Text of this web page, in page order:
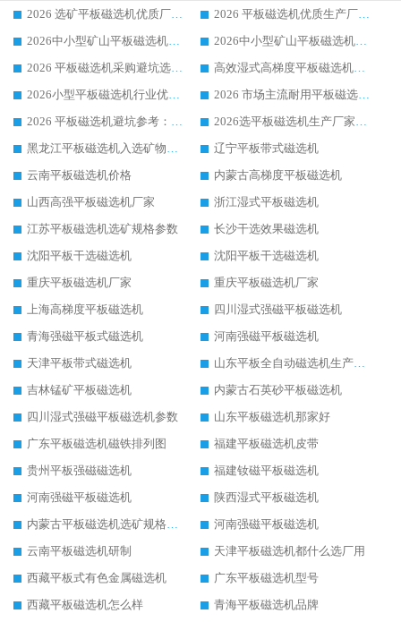
辽宁平板带式磁选机
云南平板磁选机价格
内蒙古高梯度平板磁选机
山西高强平板磁选机厂家
浙江湿式平板磁选机
江苏平板磁选机选矿规格参数
长沙干选效果磁选机
沈阳平板干选磁选机
沈阳平板干选磁选机
重庆平板磁选机厂家
重庆平板磁选机厂家
上海高梯度平板磁选机
四川湿式强磁平板磁选机
青海强磁平板式磁选机
河南强磁平板磁选机
天津平板带式磁选机
吉林锰矿平板磁选机
内蒙古石英砂平板磁选机
四川湿式强磁平板磁选机参数
山东平板磁选机那家好
广东平板磁选机磁铁排列图
福建平板磁选机皮带
贵州平板强磁磁选机
福建钕磁平板磁选机
河南强磁平板磁选机
陕西湿式平板磁选机
河南强磁平板磁选机
云南平板磁选机研制
天津平板磁选机都什么选厂用
西藏平板式有色金属磁选机
广东平板磁选机型号
西藏平板磁选机怎么样
青海平板磁选机品牌